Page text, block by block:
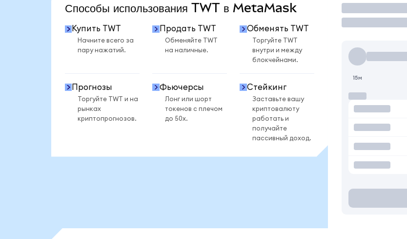
Способы использования TWT в MetaMask
Купить TWT
Начните всего за
пару нажатий.
Продать TWT
Обменяйте TWT
на наличные.
Обменять TWT
Торгуйте TWT
внутри и между
блокчейнами.
Прогнозы
Торгуйте TWT и на
рынках
криптопрогнозов.
Фьючерсы
Лонг или шорт
токенов с плечом
до 50x.
Стейкинг
Заставьте вашу
криптовалюту
работать и
получайте
пассивный доход.
Торговать
15м